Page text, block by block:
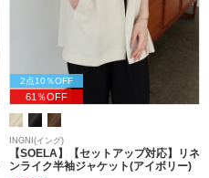
2点10％OFF
61％OFF
INGNI(イング)
【SOELA】【セットアップ対応】リネ
ンライク半袖ジャケット(アイボリー)